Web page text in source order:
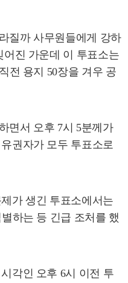
질까 사무원들에게 강하
진 가운데 이 투표소는
전 용지 50장을 겨우 공
면서 오후 7시 5분께가
권자가 모두 투표소로
가 생긴 투표소에서는
하는 등 긴급 조처를 했
각인 오후 6시 이전 투